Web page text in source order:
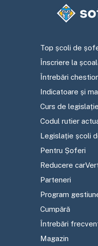
Top școli de
Înscriere la
Întrebări
Indicatoare și
Curs de
Codul rutier
Legislație școli
Pentru Șoferi
Reducere
Parteneri
Program
Cumpără
Întrebări
Magazin